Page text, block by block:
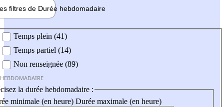
filtres de Durée hebdomadaire
Temps plein (41)
Temps partiel (14)
Non renseignée (89)
la durée hebdomadaire :
minimale (en heure) Durée maximale (en heure)